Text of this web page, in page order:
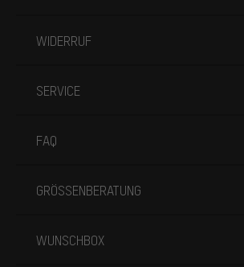
WIDERRUF
SERVICE
FAQ
GRÖSSENBERATUNG
WUNSCHBOX